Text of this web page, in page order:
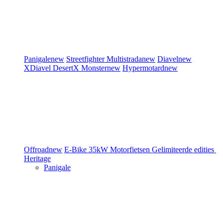
Panigalenew StreetfighterMultistradanew Diavelnew
XDiavel DesertX Monsternew Hypermotardnew
Offroadnew E-Bike 35kW Motorfietsen Gelimiteerde edities
Heritage
Panigale